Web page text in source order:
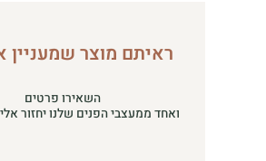
ראיתם מוצר
השאירו פרטים
ואחד ממעצבי הפנים שלנו יחזור